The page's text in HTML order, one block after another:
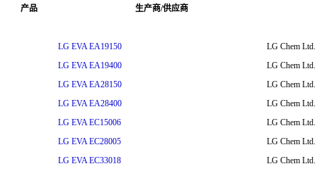
产品 生产商/供应商
LG EVA EA19150
LG Chem Ltd.
LG EVA EA19400
LG Chem Ltd.
LG EVA EA28150
LG Chem Ltd.
LG EVA EA28400
LG Chem Ltd.
LG EVA EC15006
LG Chem Ltd.
LG EVA EC28005
LG Chem Ltd.
LG EVA EC33018
LG Chem Ltd.